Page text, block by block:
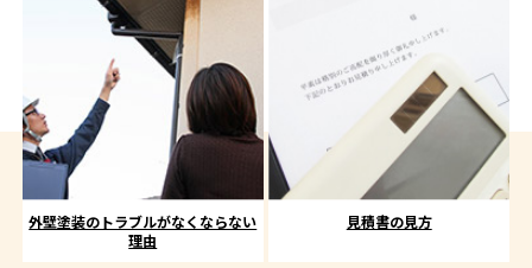
外壁塗装のトラブルがなくならない
理由
見積書の見方